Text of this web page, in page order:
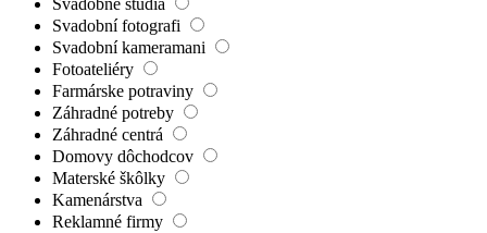
Svadobné štúdiá
Svadobní fotografi
Svadobní kameramani
Fotoateliéry
Farmárske potraviny
Záhradné potreby
Záhradné centrá
Domovy dôchodcov
Materské škôlky
Kamenárstva
Reklamné firmy